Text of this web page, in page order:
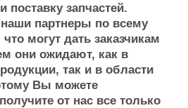
поставку запчастей.
партнеры по всему
могут дать заказчикам
они ожидают, как в
так и в области
Вы можете
от нас все только